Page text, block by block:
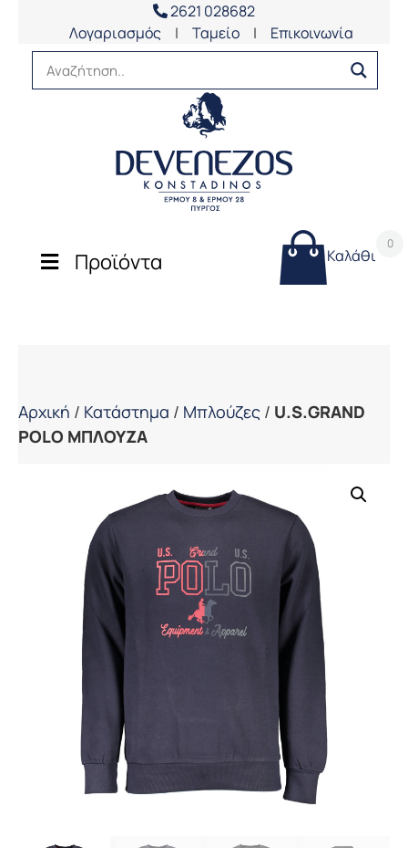
2621 028682
Λογαριασμός
| Ταμείο | Επικοινωνία
Καλάθι
0
Προϊόντα
Αρχική / Κατάστημα / Μπλούζες / U.S.GRAND
POLO ΜΠΛΟΥΖΑ